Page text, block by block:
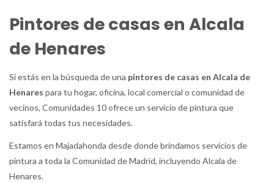
Pintores de casas en Alcala
de Henares
Si estás en la búsqueda de una pintores de casas en Alcala de
Henares para tu hogar, oficina, local comercial o comunidad de
vecinos, Comunidades 10 ofrece un servicio de pintura que
satisfará todas tus necesidades.
Estamos en Majadahonda desde donde brindamos servicios de
pintura a toda la Comunidad de Madrid, incluyendo Alcala de
Henares.